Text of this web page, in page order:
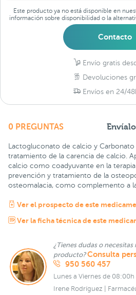
Este producto ya no está disponible en
información sobre disponibilidad o la
Contacto
Envío gratis
Devoluciones
Envíos en 24/
0 PREGUNTAS
Lactogluconato de calcio y
tratamiento de la carencia de calcio.
calcio como coadyuvante en la
prevención y tratamiento de la
osteomalacia, como complemento a
Ver el prospecto de este
Ver la ficha técnica de este
¿Tienes dudas o
producto?Consulta
950 560 457
Lunes a Viernes de 08:00h
Irene Rodríguez |